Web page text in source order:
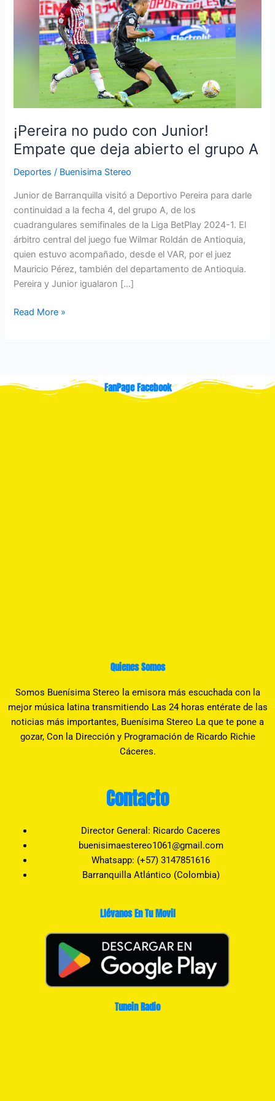
¡Pereira no pudo con Junior!
Empate que deja abierto el grupo A
Deportes / Buenisima Stereo
Junior de Barranquilla visitó a Deportivo Pereira para darle
continuidad a la fecha 4, del grupo A, de los
cuadrangulares semifinales de la Liga BetPlay 2024-1. El
árbitro central del juego fue Wilmar Roldán de Antioquia,
quien estuvo acompañado, desde el VAR, por el juez
Mauricio Pérez, también del departamento de Antioquia.
Pereira y Junior igualaron […]
Junior!
Empate
abierto
el
grupo
A
Read More »
FanPage Facebook
Quienes Somos
Somos Buenísima Stereo la emisora más escuchada con la
mejor música latina transmitiendo Las 24 horas entérate de las
noticias más importantes, Buenísima Stereo La que te pone a
gozar, Con la Dirección y Programación de Ricardo Richie
Cáceres.
Contacto
Director General: Ricardo Caceres
buenisimaestereo1061@gmail.com
Whatsapp: (+57) 3147851616
Barranquilla Atlántico (Colombia)
Llévanos En Tu Movil
Tunein Radio